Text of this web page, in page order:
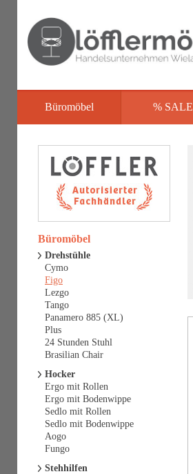
Büromöbel % SALE
Büromöbel
Drehstühle
Cymo
Figo
Lezgo
Tango
Panamero 885 (XL)
Plus
24 Stunden Stuhl
Brasilian Chair
Hocker
Ergo mit Rollen
Ergo mit Bodenwippe
Sedlo mit Rollen
Sedlo mit Bodenwippe
Aogo
Fungo
Stehhilfen